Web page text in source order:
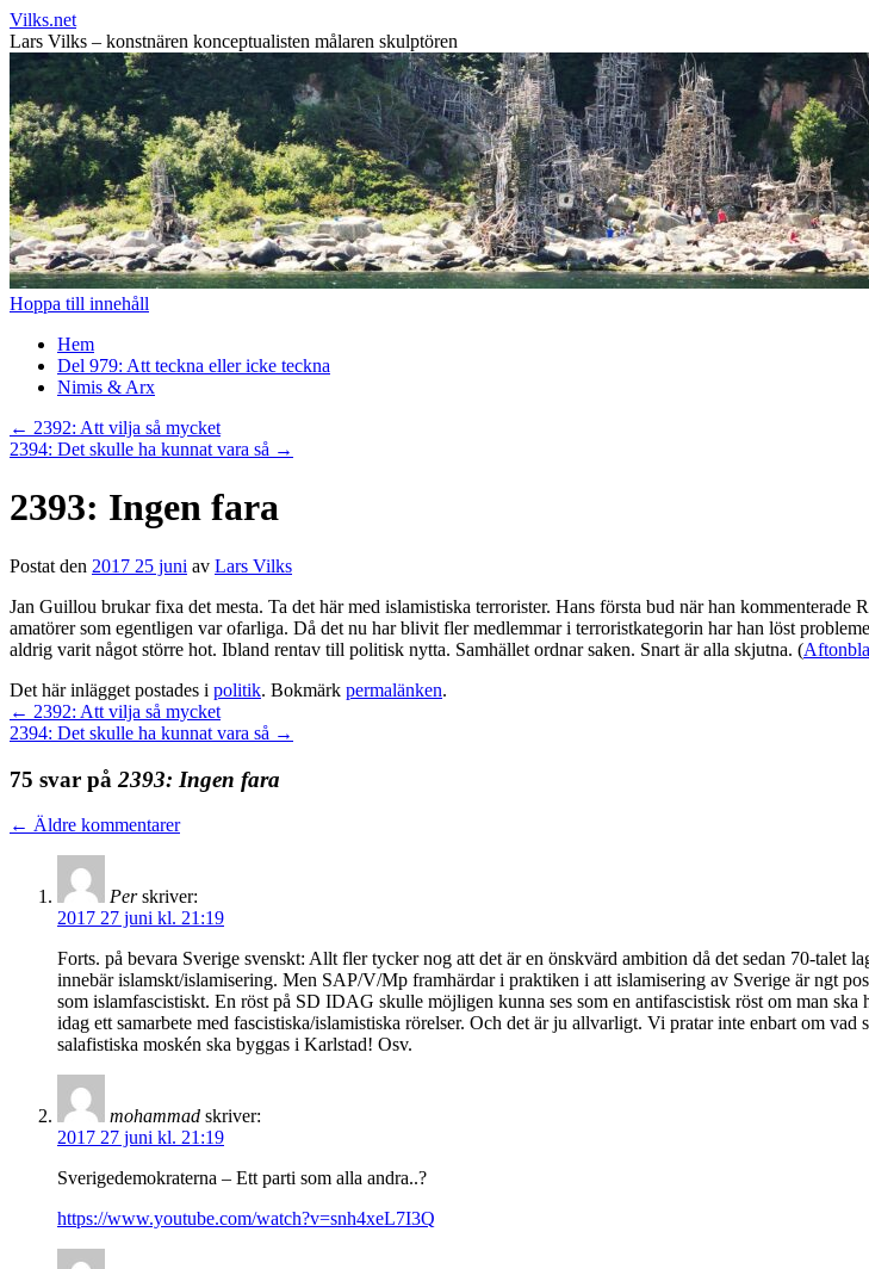
Vilks.net
Lars Vilks – konstnären konceptualisten målaren skulptören
Hoppa till innehåll
Hem
Del 979: Att teckna eller icke teckna
Nimis & Arx
← 2392: Att vilja så mycket
2394: Det skulle ha kunnat vara så →
2393: Ingen fara
Postat den 2017 25 juni av Lars Vilks
Jan Guillou brukar fixa det mesta. Ta det här med islamistiska terrorister. Hans första bud när han
amatörer som egentligen var ofarliga. Då det nu har blivit fler medlemmar i terroristkategorin har han löst
aldrig varit något större hot. Ibland rentav till politisk nytta. Samhället ordnar saken. Snart är alla skjutna. (
Det här inlägget postades i politik. Bokmärk permalänken.
← 2392: Att vilja så mycket
2394: Det skulle ha kunnat vara så →
75 svar på 2393: Ingen fara
← Äldre kommentarer
Per skriver:
2017 27 juni kl. 21:19
Forts. på bevara Sverige svenskt: Allt fler tycker nog att det är en önskvärd ambition då det sedan 70-
innebär islamskt/islamisering. Men SAP/V/Mp framhärdar i praktiken i att islamisering av Sverige är ngt
som islamfascistiskt. En röst på SD IDAG skulle möjligen kunna ses som en antifascistisk röst om man
idag ett samarbete med fascistiska/islamistiska rörelser. Och det är ju allvarligt. Vi pratar inte enbart om
salafistiska moskén ska byggas i Karlstad! Osv.
mohammad skriver:
2017 27 juni kl. 21:19
Sverigedemokraterna – Ett parti som alla andra..?
https://www.youtube.com/watch?v=snh4xeL7I3Q